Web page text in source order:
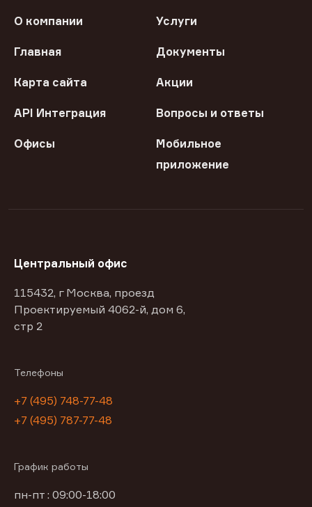
О компании Услуги
Главная Документы
Карта сайта Акции
API Интеграция Вопросы и ответы
Офисы
Мобильное
приложение
Центральный офис
115432, г Москва, проезд
Проектируемый 4062-й, дом 6,
стр 2
Телефоны
+7 (495) 748-77-48
+7 (495) 787-77-48
График работы
пн-пт : 09:00-18:00